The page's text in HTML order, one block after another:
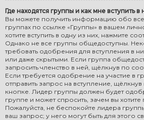
Где находятся группы и как мне вступить в
Вы можете получить информацию обо
группах по ссылке «Группы» в вашем
хотите вступить в одну из них, нажмите
Однако не все группы общедоступны.
требовать одобрения для вступления в
или даже скрытыми. Если группа
запросить членство в ней, щёлкнув по
Если требуется одобрение на участие в
отправить запрос на вступление,
кнопке. Лидер группы должен будет
группе и может спросить, зачем вы хотите
Пожалуйста, не беспокойте лидера
ваш запрос; у него могут быть для этого